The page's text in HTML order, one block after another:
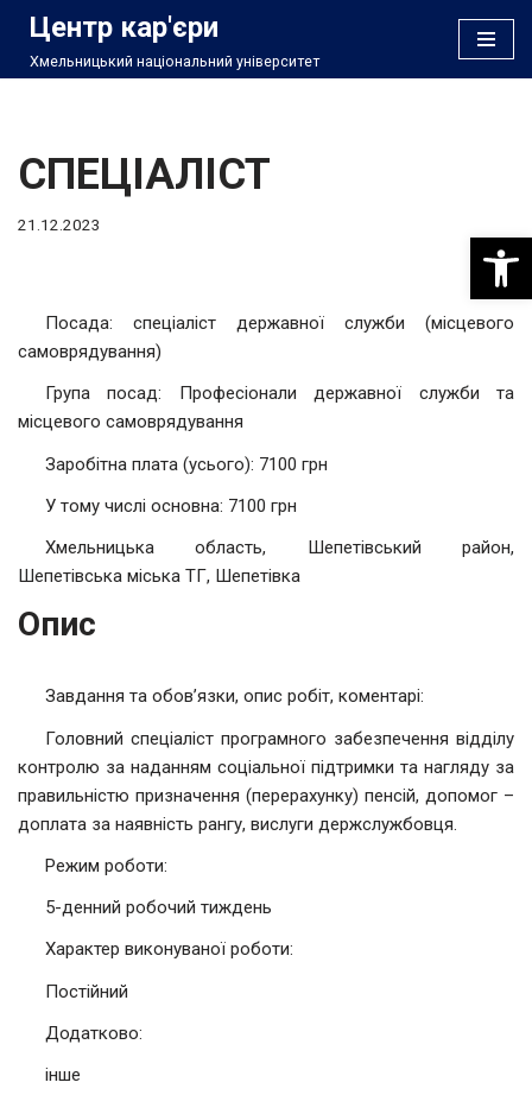
Перейти
Центр кар'єри
Хмельницький національний університет
СПЕЦІАЛІСТ
21.12.2023
Посада: спеціаліст державної служби (місцевого
самоврядування)
Група посад: Професіонали державної служби та
місцевого самоврядування
Заробітна плата (усього): 7100 грн
У тому числі основна: 7100 грн
Хмельницька область, Шепетівський район,
Шепетівська міська ТГ, Шепетівка
Опис
Завдання та обов’язки, опис робіт, коментарі:
Головний спеціаліст програмного забезпечення відділу
контролю за наданням соціальної підтримки та нагляду за
правильністю призначення (перерахунку) пенсій, допомог –
доплата за наявність рангу, вислуги держслужбовця.
Режим роботи:
5-денний робочий тиждень
Характер виконуваної роботи:
Постійний
Додатково:
інше